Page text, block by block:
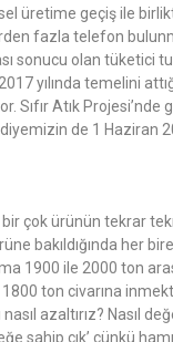
geçiş ile
fazla telefon
sonucu olan tüketici
yılında temelini
Sıfır Atık
de 1 Haziran
çok ürünün tekrar
bakıldığında her
1900 ile 2000 ton
1800 ton civarına
azaltırız? Nasıl
sahip çık’ çünkü